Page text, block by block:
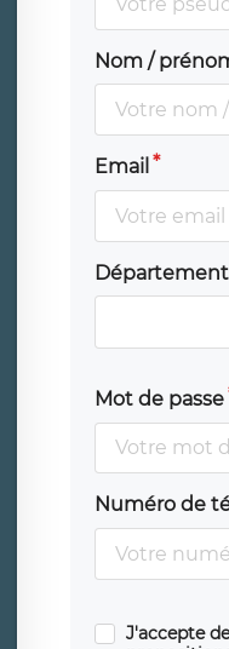
Nom /
Email
Département
Mot de passe
Numéro de
J'accepte